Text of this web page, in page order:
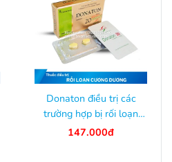
Donaton điều trị các
trường hợp bị rối loạn
cương dương
147.000đ